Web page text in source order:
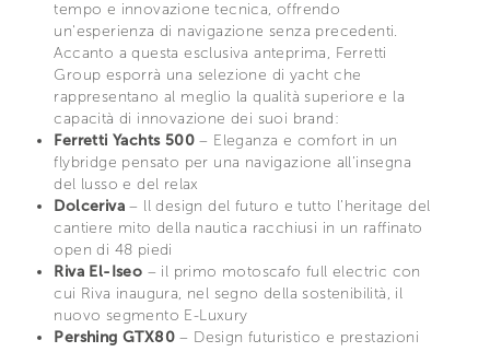
tempo e innovazione tecnica, offrendo
un'esperienza di navigazione senza precedenti.
Accanto a questa esclusiva anteprima, Ferretti
Group esporrà una selezione di yacht che
rappresentano al meglio la qualità superiore e la
capacità di innovazione dei suoi brand:
Ferretti Yachts 500– Eleganza e comfort in un
flybridge pensato per una navigazione all’insegna
del lusso e del relax
Dolceriva– ll design del futuro e tutto l’heritage del
cantiere mito della nautica racchiusi in un raffinato
open di 48 piedi
Riva El-Iseo – il primo motoscafo full electric con
cui Riva inaugura, nel segno della sostenibilità, il
nuovo segmento E-Luxury
Pershing GTX80– Design futuristico e prestazioni